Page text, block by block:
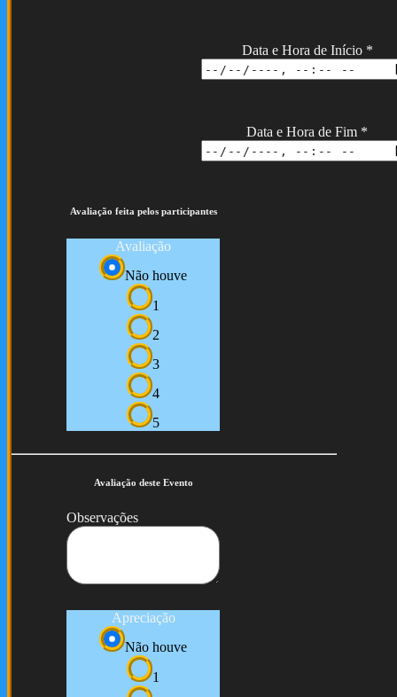
Data e Hora de Início *
Data e Hora de Fim *
Avaliação feita pelos participantes
Avaliação
Não houve
1
2
3
4
5
Avaliação deste Evento
Observações
Apreciação
Não houve
1